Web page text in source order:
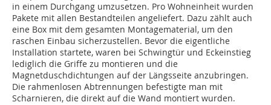
in einem Durchgang umzusetzen. Pro Wohneinheit wurden
Pakete mit allen Bestandteilen angeliefert. Dazu zählt auch
eine Box mit dem gesamten Montagematerial, um den
raschen Einbau sicherzustellen. Bevor die eigentliche
Installation startete, waren bei Schwingtür und Eckeinstieg
lediglich die Griffe zu montieren und die
Magnetduschdichtungen auf der Längsseite anzubringen.
Die rahmenlosen Abtrennungen befestigte man mit
Scharnieren, die direkt auf die Wand montiert wurden.